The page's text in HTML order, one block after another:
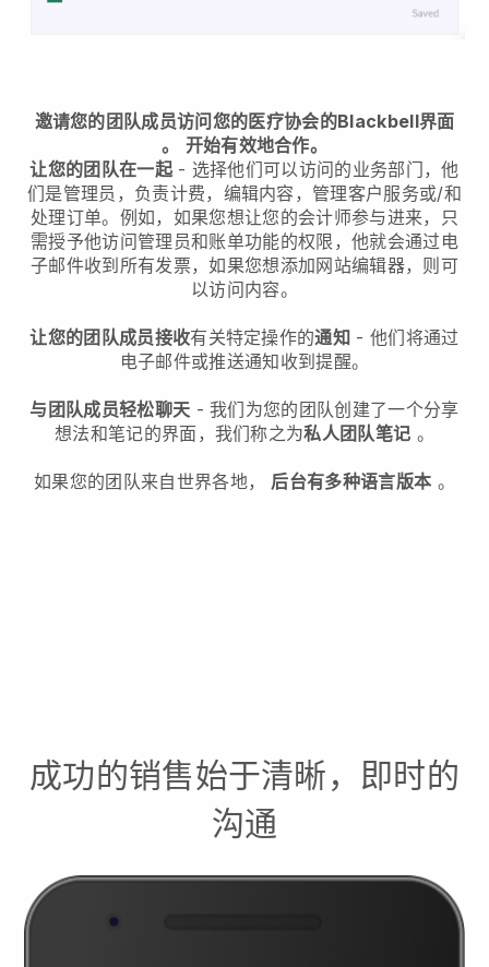
邀请您的团队成员访问您的医疗协会的Blackbell界面
。
开始有效地合作。
让您的团队在一起- 选择他们可以访问的业务部门，他
们是管理员，负责计费，编辑内容，管理客户服务或/和
处理订单。例如，如果您想让您的会计师参与进来，只
需授予他访问管理员和账单功能的权限，他就会通过电
子邮件收到所有发票，如果您想添加网站编辑器，则可
以访问内容。
让您的团队成员接收有关特定操作的通知 - 他们将通过
电子邮件或推送通知收到提醒。
与团队成员轻松聊天 - 我们为您的团队创建了一个分享
想法和笔记的界面，我们称之为私人团队笔记 。
如果您的团队来自世界各地， 后台有多种语言版本 。
成功的销售始于清晰，即时的
沟通